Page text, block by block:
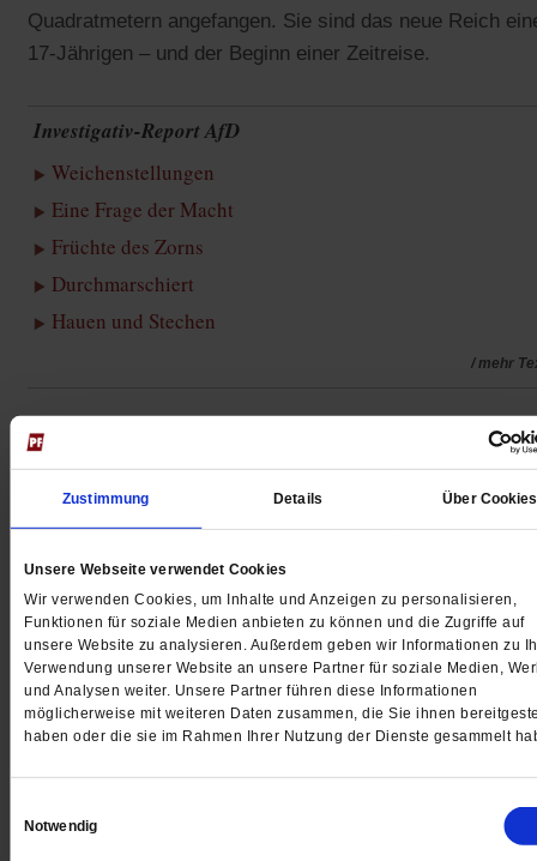
Zustimmung Details Über Cookies
Unsere Webseite verwendet Cookies
Wir verwenden Cookies, um Inhalte und Anzeigen zu personalisieren,
Funktionen für soziale Medien anbieten zu können und die Zugriffe auf
unsere Website zu analysieren. Außerdem geben wir Informationen zu
Verwendung unserer Website an unsere Partner für soziale Medien,
und Analysen weiter. Unsere Partner führen diese Informationen
möglicherweise mit weiteren Daten zusammen, die Sie ihnen
haben oder die sie im Rahmen Ihrer Nutzung der Dienste gesammelt
Notwendig
Quadratmetern angefangen. Sie sind das neue Reich
17-Jährigen – und der Beginn einer Zeitreise.
Investigativ-Report AfD
Weichenstellungen
Eine Frage der Macht
Früchte des Zorns
Durchmarschiert
Hauen und Stechen
/ mehr
Januar 2015, Potsdam. Jean-Pascal Hohm streicht über
Buchrücken des Bestsellers von Thilo Sarrazin, den er
ausgepackt hat: 2010 war das Buch erschienen und
etikettierte erstmals in Deutschland Rassismen, Ängste
andere diffuse Gefühle erfolgreich um in »ernsthafte
Sorgen«; eine Blaupause für die Partei mit dem blauen
Logo, die sich gerade sortiert und für die Schüler Hohm
«Mädchen für alles«, wie er sagt, in der AfD-Fraktion des
brandenburgischen Landtags in Hilfskraftanstellung
Mit eigenem, anfangs leerem Büro.
Osten indes regt sich etwas. Und das liegt an Leuten wie